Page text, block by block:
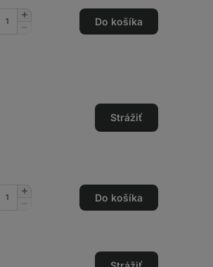
Pridať
Do košíka
Strážiť
Pridať
Do košíka